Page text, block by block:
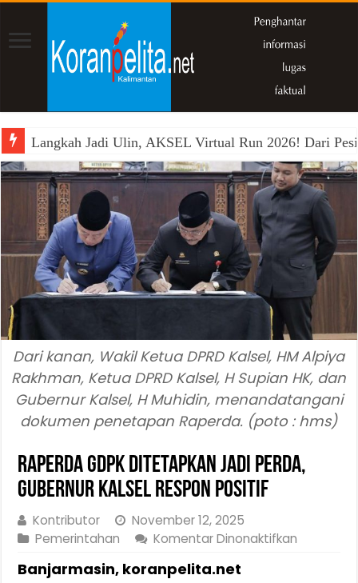
Langkah Jadi Ulin, AKSEL Virtual Run 2026! Dari
Dari kanan, Wakil Ketua DPRD Kalsel, HM Alpiya
Rakhman, Ketua DPRD Kalsel, H Supian HK, dan
Gubernur Kalsel, H Muhidin, menandatangani
dokumen penetapan Raperda. (poto : hms)
Raperda GDPK Ditetapkan Jadi Perda,
Gubernur Kalsel Respon Positif
Kontributor
November 12, 2025
Pemerintahan
Komentar Dinonaktifkan
Banjarmasin, koranpelita.net